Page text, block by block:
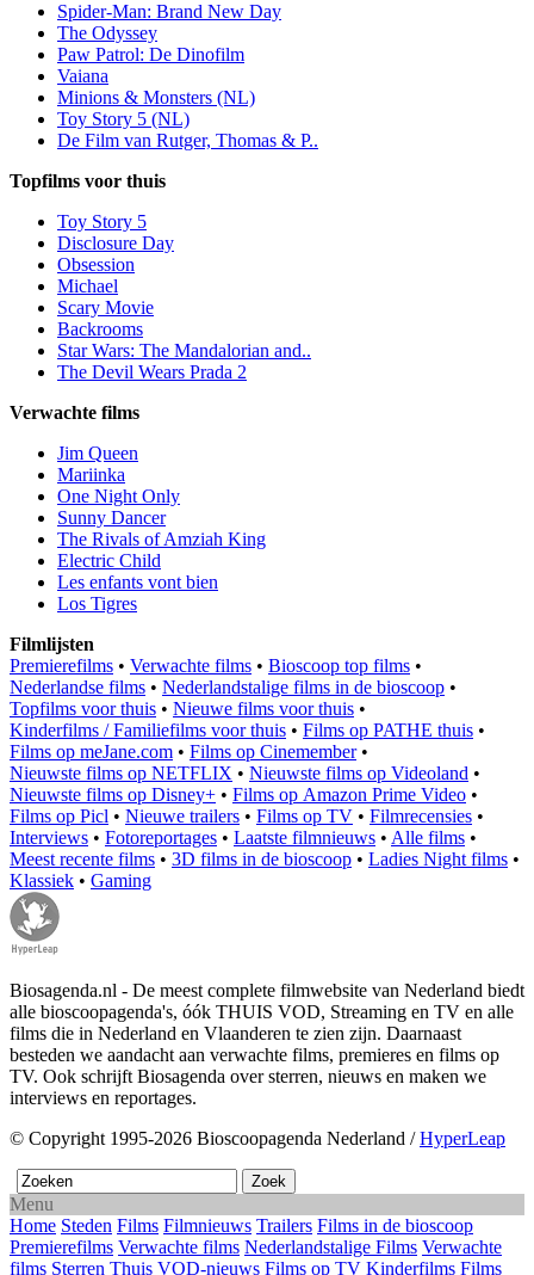
Spider-Man: Brand New Day
The Odyssey
Paw Patrol: De Dinofilm
Vaiana
Minions & Monsters (NL)
Toy Story 5 (NL)
De Film van Rutger, Thomas & P..
Topfilms voor thuis
Toy Story 5
Disclosure Day
Obsession
Michael
Scary Movie
Backrooms
Star Wars: The Mandalorian and..
The Devil Wears Prada 2
Verwachte films
Jim Queen
Mariinka
One Night Only
Sunny Dancer
The Rivals of Amziah King
Electric Child
Les enfants vont bien
Los Tigres
Filmlijsten
Premierefilms • Verwachte films • Bioscoop top films •
Nederlandse films • Nederlandstalige films in de bioscoop •
Topfilms voor thuis • Nieuwe films voor thuis •
Kinderfilms / Familiefilms voor thuis • Films op PATHE thuis •
Films op meJane.com • Films op Cinemember•
Nieuwste films op NETFLIX • Nieuwste films op Videoland •
Nieuwste films op Disney+ • Films op Amazon Prime Video •
Films op Picl • Nieuwe trailers • Films op TV • Filmrecensies •
Interviews • Fotoreportages • Laatste filmnieuws • Alle films •
Meest recente films • 3D films in de bioscoop • Ladies Night films •
Klassiek • Gaming
Biosagenda.nl - De meest complete filmwebsite van Nederland biedt
alle bioscoopagenda's, óók THUIS VOD, Streaming en TV en alle
films die in Nederland en Vlaanderen te zien zijn. Daarnaast
besteden we aandacht aan verwachte films, premieres en films op
TV. Ook schrijft Biosagenda over sterren, nieuws en maken we
interviews en reportages.
© Copyright 1995-2026 Bioscoopagenda Nederland /HyperLeap
Menu
Home Steden Films Filmnieuws Trailers Films in de bioscoop
Premierefilms Verwachte films Nederlandstalige Films Verwachte
films Sterren Thuis VOD-nieuws Films op TV Kinderfilms Films